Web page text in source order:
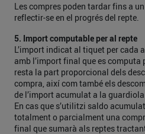
Les compres poden tardar fins a
reflectir-se en el progrés del repte.
5. Import computable per al repte
L’import indicat al tiquet per cada
amb l’import final que es computa
resta la part proporcional dels
compra, així com també els
de l’import acumulat a la
En cas que s’utilitzi saldo
totalment o parcialment una
final que sumarà als reptes